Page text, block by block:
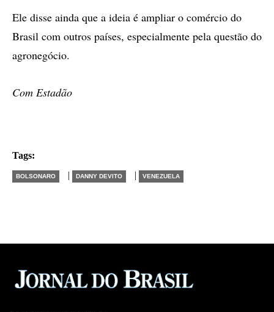
Ele disse ainda que a ideia é ampliar o comércio do
Brasil com outros países, especialmente pela questão do
agronegócio.
Com Estadão
Tags:
BOLSONARO DANNY DEVITO VENEZUELA